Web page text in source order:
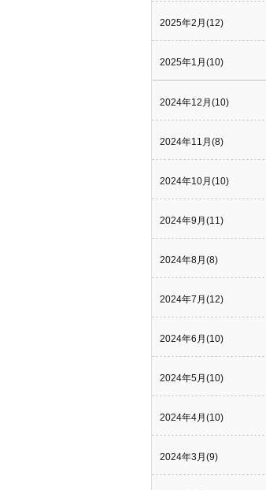
2025年2月(12)
2025年1月(10)
2024年12月(10)
2024年11月(8)
2024年10月(10)
2024年9月(11)
2024年8月(8)
2024年7月(12)
2024年6月(10)
2024年5月(10)
2024年4月(10)
2024年3月(9)